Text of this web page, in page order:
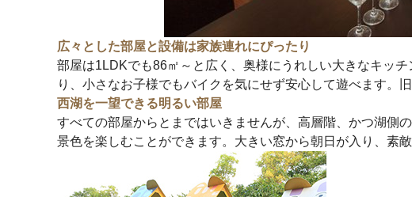
広々とした部屋と設備は家族連れにぴったり
部屋は1LDKでも86㎡～と広く、奥様にうれしい大きなキッ
り、小さなお子様でもバイクを気にせず安心して遊べます。
西湖を一望できる明るい部屋
すべての部屋からとまではいきませんが、高層階、かつ湖側
景色を楽しむことができます。大きい窓から朝日が入り、素